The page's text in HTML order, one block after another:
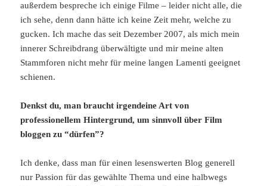
außerdem bespreche ich einige Filme – leider nicht alle, die
ich sehe, denn dann hätte ich keine Zeit mehr, welche zu
gucken. Ich mache das seit Dezember 2007, als mich mein
innerer Schreibdrang überwältigte und mir meine alten
Stammforen nicht mehr für meine langen Lamenti geeignet
schienen.
Denkst du, man braucht irgendeine Art von
professionellem Hintergrund, um sinnvoll über Film
bloggen zu “dürfen”?
Ich denke, dass man für einen lesenswerten Blog generell
nur Passion für das gewählte Thema und eine halbwegs